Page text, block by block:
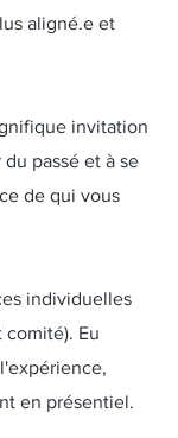
aligné.e et
invitation
passé et à se
de qui vous
individuelles
Eu
en présentiel.